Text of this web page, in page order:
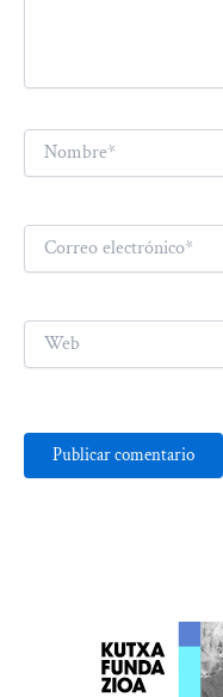
Nombre*
Correo
electrónico*
Web